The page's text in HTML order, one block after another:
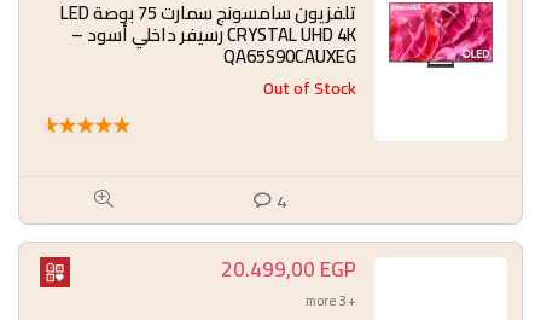
تلفزيون سامسونج سمارت 75 بوصة LED
CRYSTAL UHD 4K رسيفر داخلي أسود –
QA65S90CAUXEG
Out of Stock
★
★
★
★
★
4
20.499,00EGP
+ 3 more